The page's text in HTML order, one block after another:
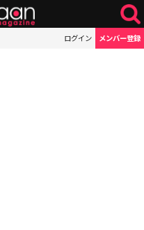
ログイン メンバー登録